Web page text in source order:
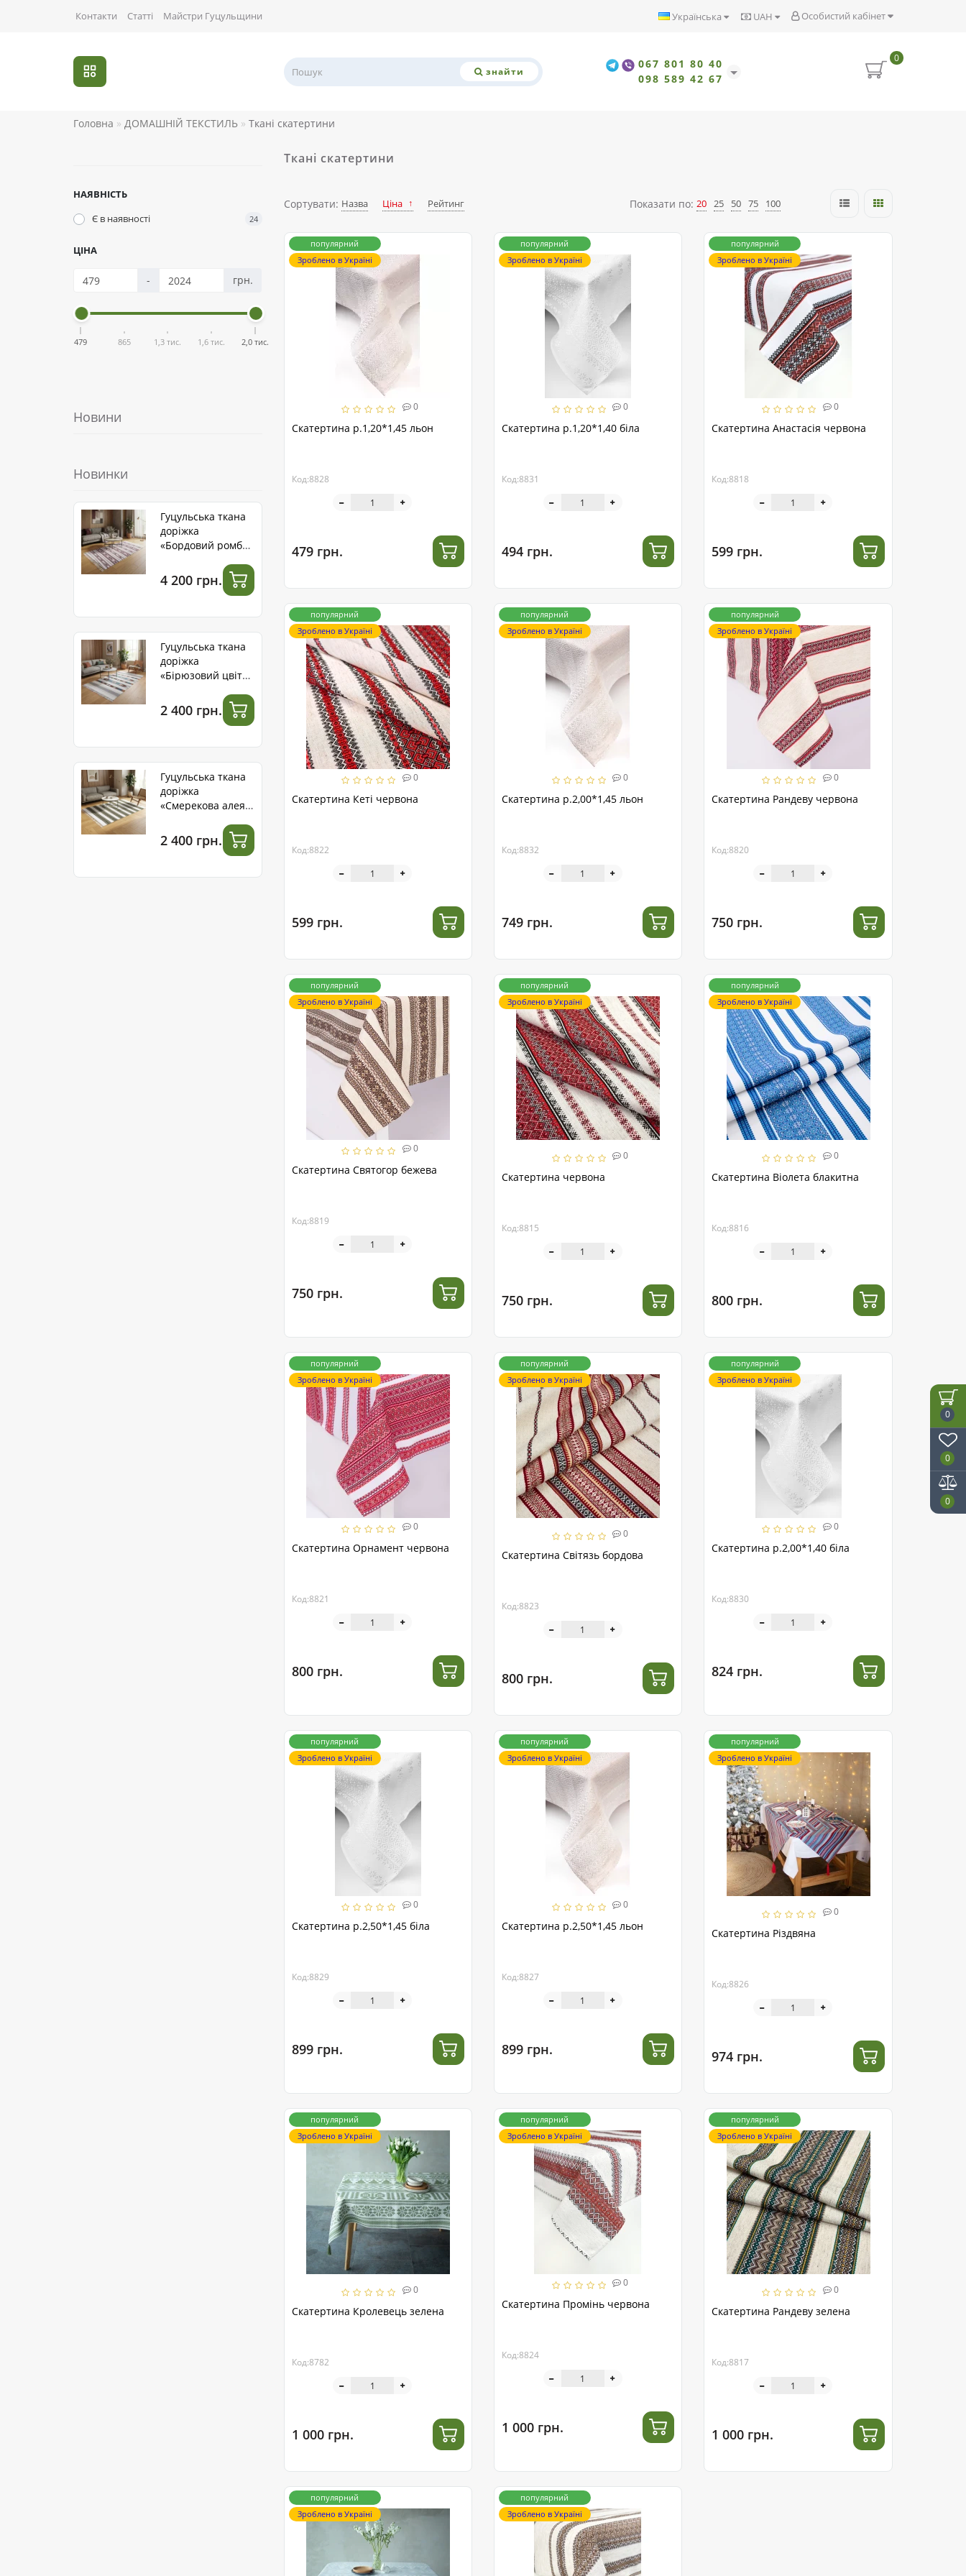
0
0
0
Особистий кабінет
UAH
Українська
Контакти Статті Майстри Гуцульщини
знайти
067 801 80 40
098 589 42 67
0
Головна ДОМАШНІЙ ТЕКСТИЛЬ Ткані скатертини
НАЯВНІСТЬ
Є в наявності
24
ЦІНА
- грн.
479 865 1,3 тис. 1,6 тис. 2,0 тис.
Новини
Новинки
Гуцульська ткана
доріжка
«Бордовий ромб»
4 200 грн.
Гуцульська ткана
доріжка
«Бірюзовий цвіт»
2 400 грн.
Гуцульська ткана
доріжка
«Смерекова алея»
2 400 грн.
Ткані скатертини
Сортувати: Назва Ціна Рейтинг Показати по: 20 25 50 75 100
0
Скатертина р.1,20*1,45 льон
Код:8828
популярний
Зроблено в Україні
479 грн.
0
Скатертина р.1,20*1,40 біла
Код:8831
популярний
Зроблено в Україні
494 грн.
0
Скатертина Анастасія червона
Код:8818
популярний
Зроблено в Україні
599 грн.
0
Скатертина Кеті червона
Код:8822
популярний
Зроблено в Україні
599 грн.
0
Скатертина р.2,00*1,45 льон
Код:8832
популярний
Зроблено в Україні
749 грн.
0
Скатертина Рандеву червона
Код:8820
популярний
Зроблено в Україні
750 грн.
0
Скатертина Святогор бежева
Код:8819
популярний
Зроблено в Україні
750 грн.
0
Скатертина червона
Код:8815
популярний
Зроблено в Україні
750 грн.
0
Скатертина Віолета блакитна
Код:8816
популярний
Зроблено в Україні
800 грн.
0
Скатертина Орнамент червона
Код:8821
популярний
Зроблено в Україні
800 грн.
0
Скатертина Світязь бордова
Код:8823
популярний
Зроблено в Україні
800 грн.
0
Скатертина р.2,00*1,40 біла
Код:8830
популярний
Зроблено в Україні
824 грн.
0
Скатертина р.2,50*1,45 біла
Код:8829
популярний
Зроблено в Україні
899 грн.
0
Скатертина р.2,50*1,45 льон
Код:8827
популярний
Зроблено в Україні
899 грн.
0
Скатертина Різдвяна
Код:8826
популярний
Зроблено в Україні
974 грн.
0
Скатертина Кролевець зелена
Код:8782
популярний
Зроблено в Україні
1 000 грн.
0
Скатертина Промінь червона
Код:8824
популярний
Зроблено в Україні
1 000 грн.
0
Скатертина Рандеву зелена
Код:8817
популярний
Зроблено в Україні
1 000 грн.
популярний
Зроблено в Україні
популярний
Зроблено в Україні